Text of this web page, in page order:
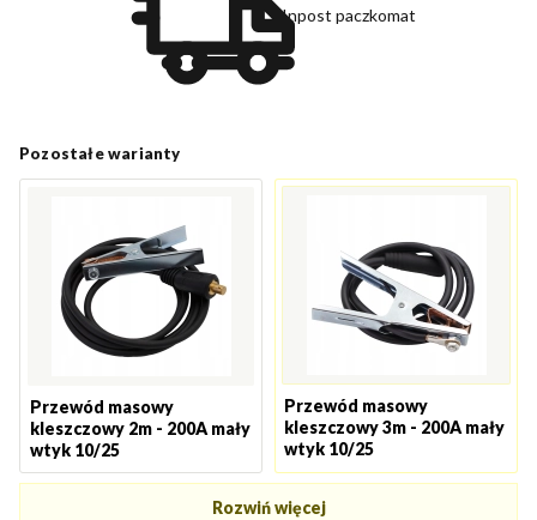
Pozostałe warianty
Przewód masowy
kleszczowy 2m - 200A mały
wtyk 10/25
Przewód masowy
kleszczowy 3m - 200A mały
wtyk 10/25
Rozwiń więcej
Inpost paczkomat